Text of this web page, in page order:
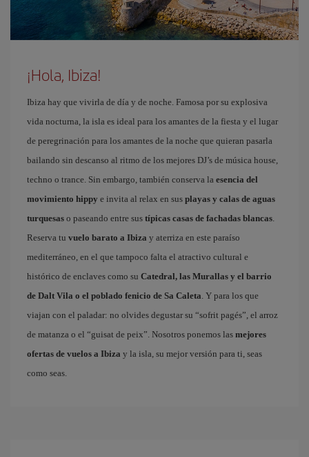
¡Hola, Ibiza!
Ibiza hay que vivirla de día y de noche. Famosa por su explosiva
vida nocturna, la isla es ideal para los amantes de la fiesta y el lugar
de peregrinación para los amantes de la noche que quieran pasarla
bailando sin descanso al ritmo de los mejores DJ’s de música house,
techno o trance. Sin embargo, también conserva la esencia del
movimiento hippy e invita al relax en sus playas y calas de aguas
turquesas o paseando entre sus típicas casas de fachadas blancas.
Reserva tu vuelo barato a Ibiza y aterriza en este paraíso
mediterráneo, en el que tampoco falta el atractivo cultural e
histórico de enclaves como su Catedral, las Murallas y el barrio
de Dalt Vila o el poblado fenicio de Sa Caleta. Y para los que
viajan con el paladar: no olvides degustar su “sofrit pagés”, el arroz
de matanza o el “guisat de peix”. Nosotros ponemos las mejores
ofertas de vuelos a Ibiza y la isla, su mejor versión para ti, seas
como seas.